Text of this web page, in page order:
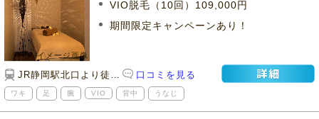
VIO脱毛（10回）109,000円
期間限定キャンペーンあり！
JR静岡駅北口より徒歩2分 丸井デパート西向かい 口コミを見る
ワキ 足 腕 VIO 背中 うなじ